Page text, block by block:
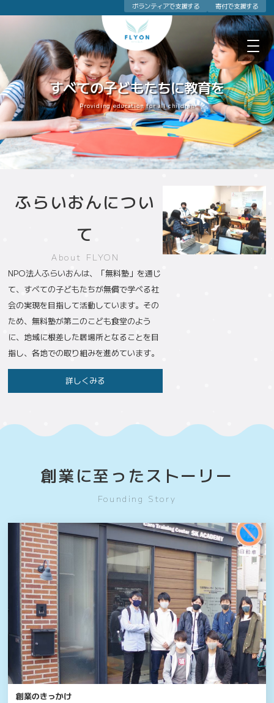
ボランティアで支援する 寄付で支援する
すべての子どもたちに教育を
Providing education for all children
Promoting free cram schools
Providing support through free cram schools.
Providing support for free cram schools.
ふらいおんについ
て
About FLYON
NPO法人ふらいおんは、「無料塾」を通じ
て、すべての子どもたちが無償で学べる社
会の実現を目指して活動しています。その
ため、無料塾が第二のこども食堂のよう
に、地域に根差した居場所となることを目
指し、各地での取り組みを進めています。
詳しくみる
創業に至ったストーリー
Founding Story
創業のきっかけ